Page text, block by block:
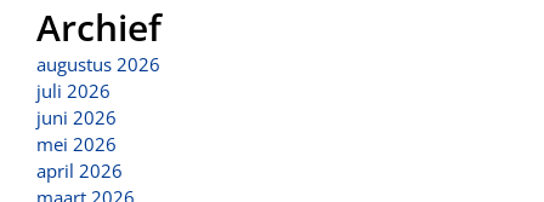
Archief
augustus 2026
juli 2026
juni 2026
mei 2026
april 2026
maart 2026